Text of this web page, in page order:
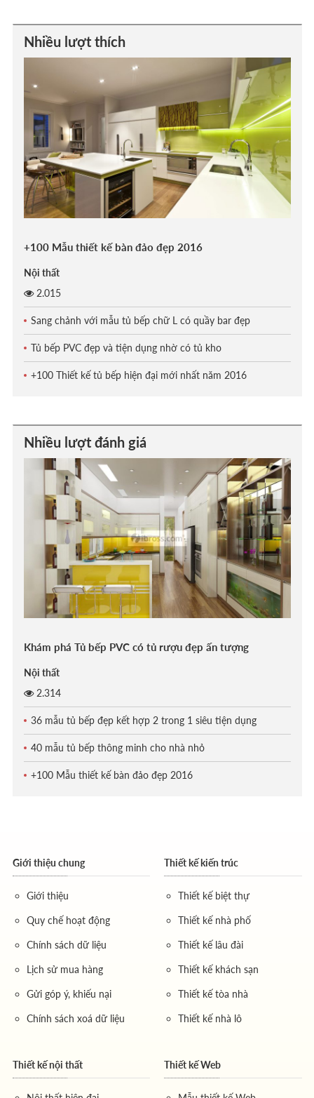
Nhiều lượt thích
+100 Mẫu thiết kế bàn đảo đẹp 2016
Nội thất
2.015
Sang chảnh với mẫu tủ bếp chữ L có quầy bar đẹp
Tủ bếp PVC đẹp và tiện dụng nhờ có tủ kho
+100 Thiết kế tủ bếp hiện đại mới nhất năm 2016
Nhiều lượt đánh giá
Khám phá Tủ bếp PVC có tủ rượu đẹp ấn tượng
Nội thất
2.314
36 mẫu tủ bếp đẹp kết hợp 2 trong 1 siêu tiện dụng
40 mẫu tủ bếp thông minh cho nhà nhỏ
+100 Mẫu thiết kế bàn đảo đẹp 2016
Giới thiệu chung
Giới thiệu
Quy chế hoạt động
Chính sách dữ liệu
Lịch sử mua hàng
Gửi góp ý, khiếu nại
Chính sách xoá dữ liệu
Thiết kế kiến trúc
Thiết kế biệt thự
Thiết kế nhà phố
Thiết kế lâu đài
Thiết kế khách sạn
Thiết kế tòa nhà
Thiết kế nhà lô
Thiết kế nội thất Thiết kế Web